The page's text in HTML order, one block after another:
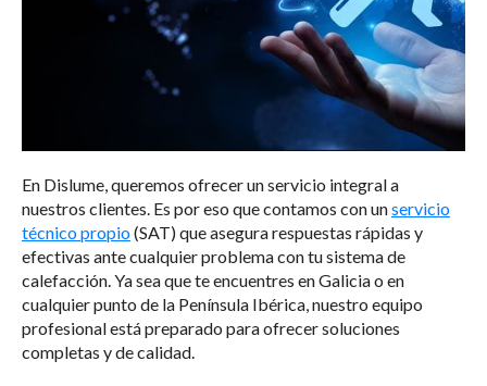
En Dislume, queremos ofrecer un servicio integral a
nuestros clientes. Es por eso que contamos con unservicio
técnico propio(SAT) que asegura respuestas rápidas y
efectivas ante cualquier problema con tu sistema de
calefacción. Ya sea que te encuentres en Galicia o en
cualquier punto de la Península Ibérica, nuestro equipo
profesional está preparado para ofrecer soluciones
completas y de calidad.